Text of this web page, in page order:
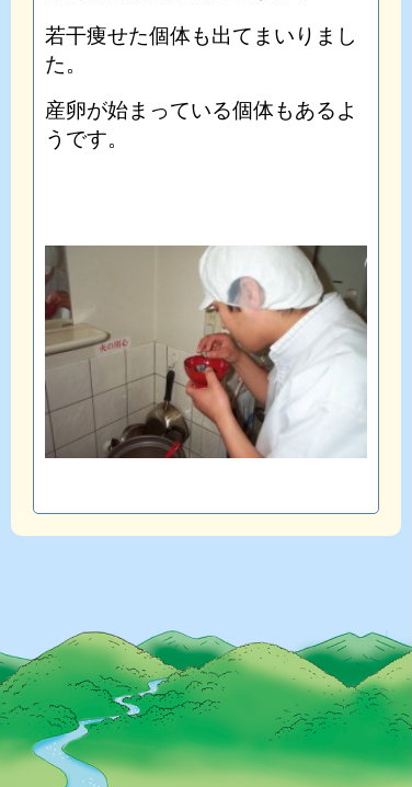
若干痩せた個体も出てまいりまし
た。
産卵が始まっている個体もあるよ
うです。